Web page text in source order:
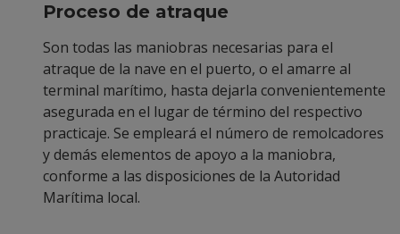
Proceso de atraque
Son todas las maniobras necesarias para el
atraque de la nave en el puerto, o el amarre al
terminal marítimo, hasta dejarla convenientemente
asegurada en el lugar de término del respectivo
practicaje. Se empleará el número de remolcadores
y demás elementos de apoyo a la maniobra,
conforme a las disposiciones de la Autoridad
Marítima local.